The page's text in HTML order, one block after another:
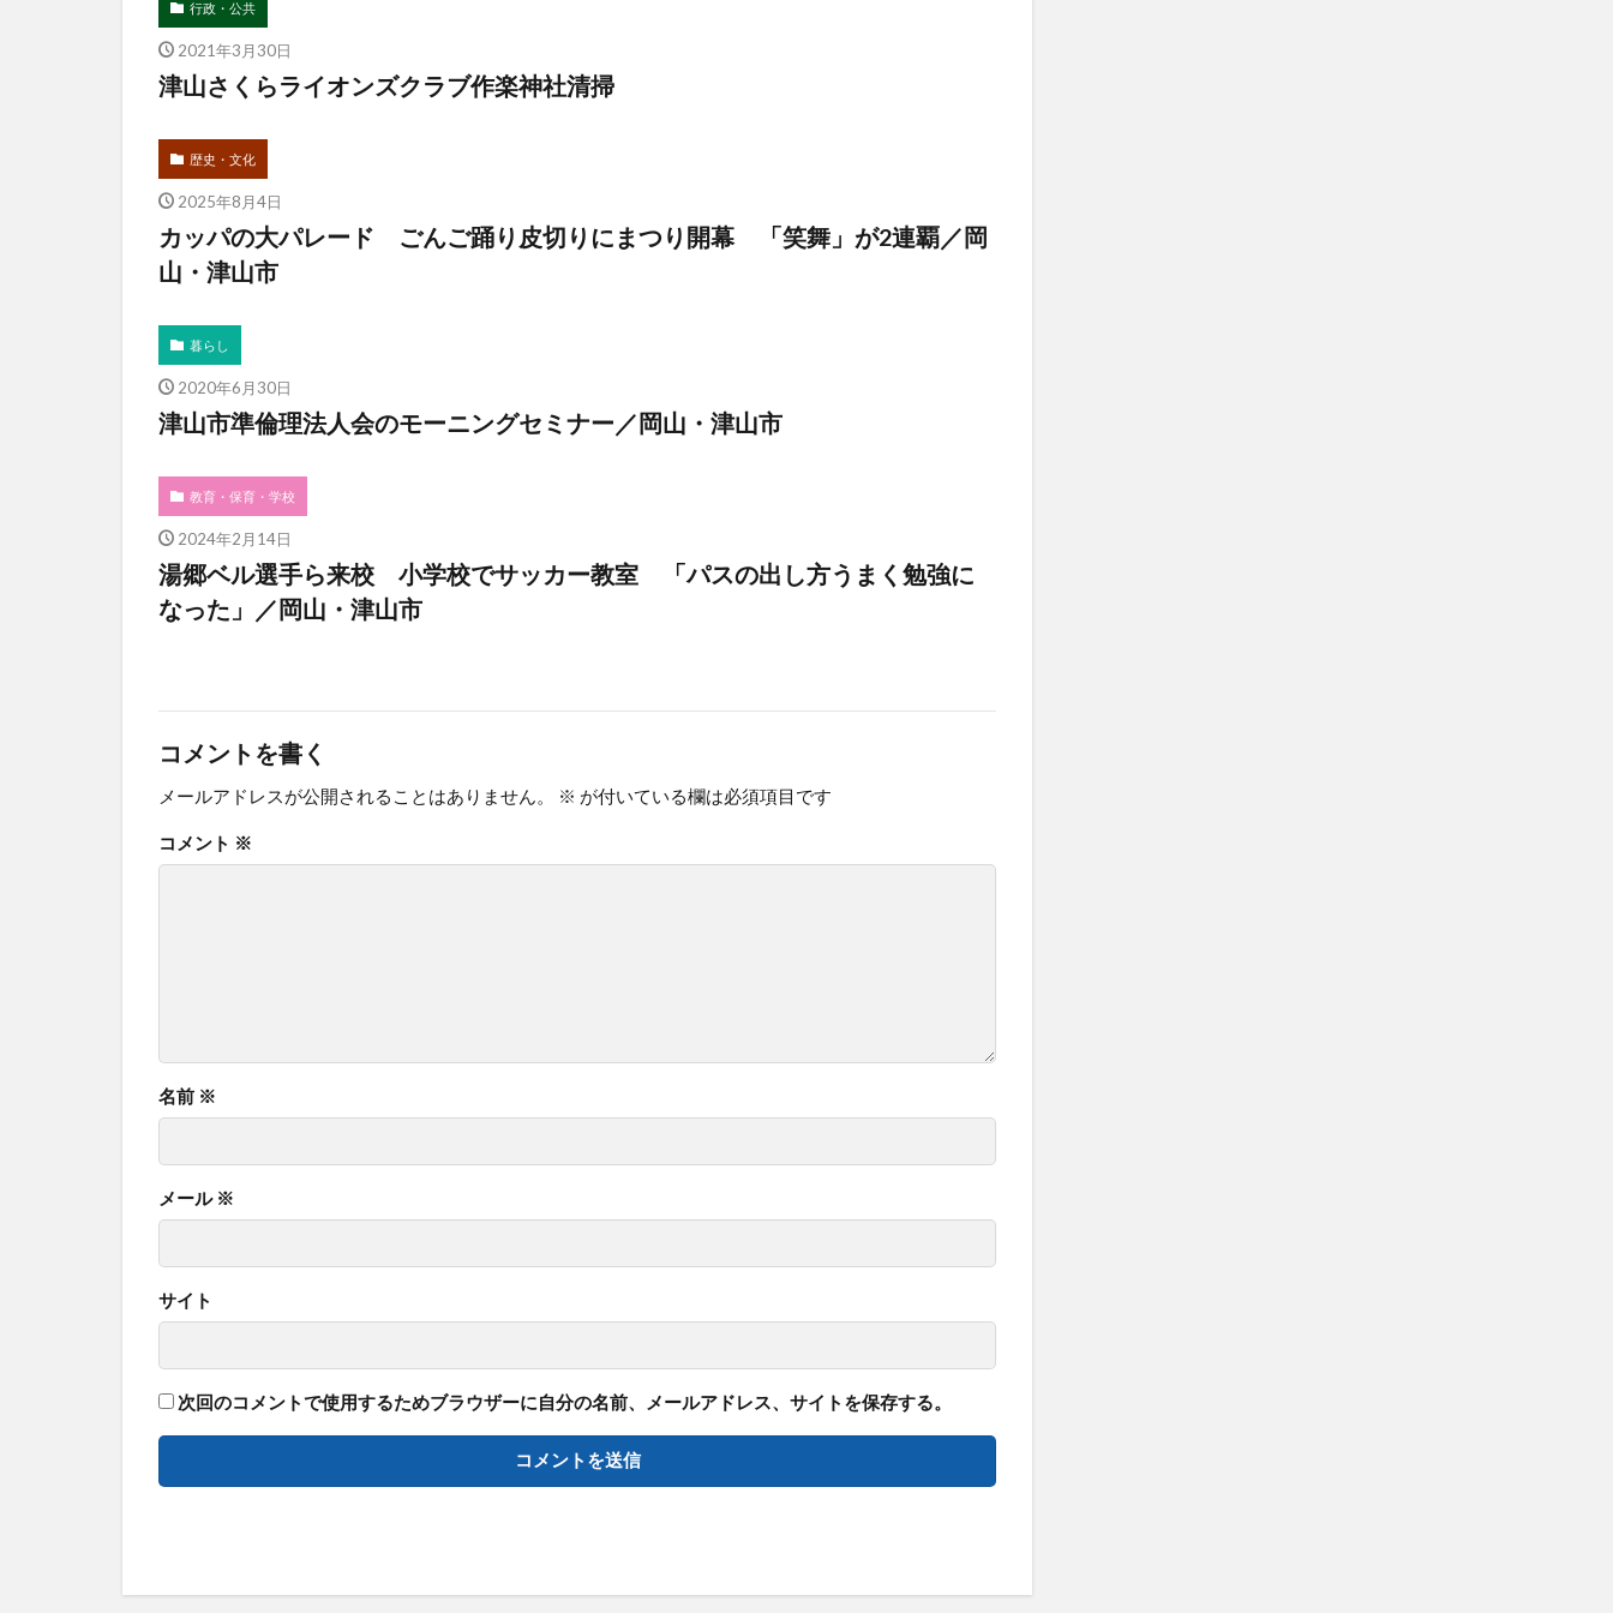
行政・公共
2021年3月30日
津山さくらライオンズクラブ作楽神社清掃
歴史・文化
2025年8月4日
カッパの大パレード ごんご踊り皮切りにまつり開幕 「笑舞」が2連覇／岡
山・津山市
暮らし
2020年6月30日
津山市準倫理法人会のモーニングセミナー／岡山・津山市
教育・保育・学校
2024年2月14日
湯郷ベル選手ら来校 小学校でサッカー教室 「パスの出し方うまく勉強に
なった」／岡山・津山市
コメントを書く
メールアドレスが公開されることはありません。 ※ が付いている欄は必須項目です
コメント ※
名前 ※
メール ※
サイト
次回のコメントで使用するためブラウザーに自分の名前、メールアドレス、サイトを保存する。